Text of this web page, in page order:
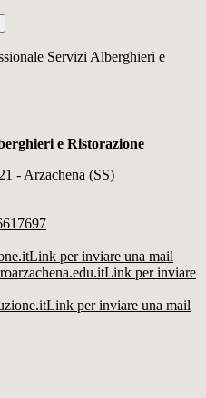
Servizi Alberghieri e
e Ristorazione
- Arzachena (SS)
Link per inviare una mail
Link per inviare
Link per inviare una mail